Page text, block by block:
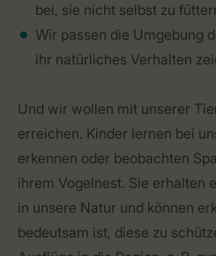
bei, sie nicht selbst zu
Wir passen die Umgebung
ihr natürliches Verhalten
Und wir wollen mit unserer
erreichen. Kinder lernen bei
erkennen oder beobachten
ihrem Vogelnest. Sie erhalten
in unsere Natur und können
bedeutsam ist, diese zu